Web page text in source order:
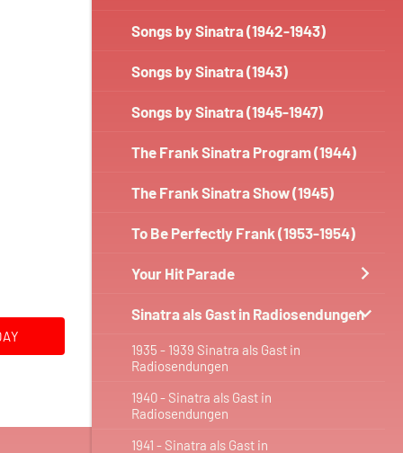
Songs by Sinatra (1942-1943)
Songs by Sinatra (1943)
Songs by Sinatra (1945-1947)
The Frank Sinatra Program (1944)
The Frank Sinatra Show (1945)
To Be Perfectly Frank (1953-1954)
Your Hit Parade
Sinatra als Gast in Radiosendungen
1935 - 1939 Sinatra als Gast in
Radiosendungen
1940 - Sinatra als Gast in
Radiosendungen
1941 - Sinatra als Gast in